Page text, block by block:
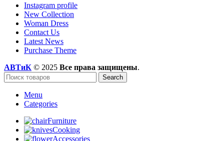
Instagram profile
New Collection
Woman Dress
Contact Us
Latest News
Purchase Theme
АВТиК © 2025 Все права защищены.
Search
Menu
Categories
Furniture
Cooking
Accessories